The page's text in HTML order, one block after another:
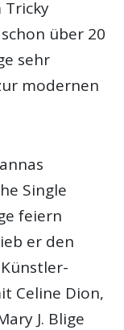
Tricky
über 20
sehr
modernen
Single
feiern
er den
Celine Dion,
J. Blige